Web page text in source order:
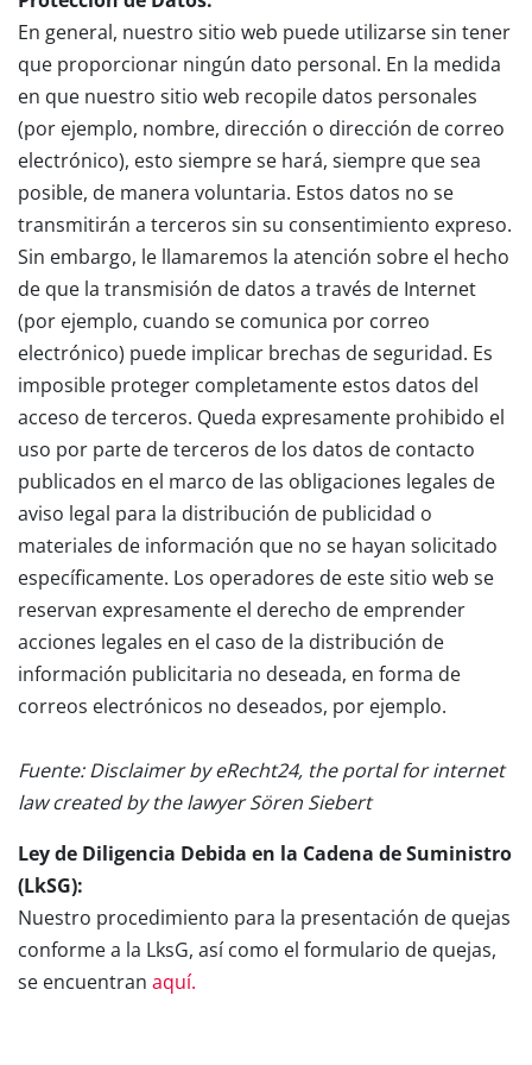
En general, nuestro sitio web puede utilizarse sin tener
que proporcionar ningún dato personal. En la medida
en que nuestro sitio web recopile datos personales
(por ejemplo, nombre, dirección o dirección de correo
electrónico), esto siempre se hará, siempre que sea
posible, de manera voluntaria. Estos datos no se
transmitirán a terceros sin su consentimiento expreso.
Sin embargo, le llamaremos la atención sobre el hecho
de que la transmisión de datos a través de Internet
(por ejemplo, cuando se comunica por correo
electrónico) puede implicar brechas de seguridad. Es
imposible proteger completamente estos datos del
acceso de terceros. Queda expresamente prohibido el
uso por parte de terceros de los datos de contacto
publicados en el marco de las obligaciones legales de
aviso legal para la distribución de publicidad o
materiales de información que no se hayan solicitado
específicamente. Los operadores de este sitio web se
reservan expresamente el derecho de emprender
acciones legales en el caso de la distribución de
información publicitaria no deseada, en forma de
correos electrónicos no deseados, por ejemplo.
Fuente: Disclaimer by eRecht24, the portal for internet
law created by the lawyer Sören Siebert
Ley de Diligencia Debida en la Cadena de Suministro
(LkSG):
Nuestro procedimiento para la presentación de quejas
conforme a la LksG, así como el formulario de quejas,
se encuentran aquí.